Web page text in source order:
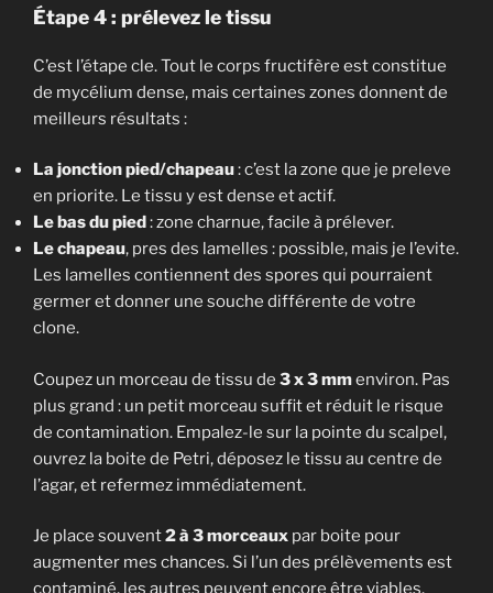
Étape 4 : prélevez le tissu
C’est l’étape cle. Tout le corps fructifère est constitue
de mycélium dense, mais certaines zones donnent de
meilleurs résultats :
La jonction pied/chapeau: c’est la zone que je preleve
en priorite. Le tissu y est dense et actif.
Le bas du pied : zone charnue, facile à prélever.
Le chapeau, pres des lamelles : possible, mais je l’evite.
Les lamelles contiennent des spores qui pourraient
germer et donner une souche différente de votre
clone.
Coupez un morceau de tissu de 3 x 3 mmenviron. Pas
plus grand : un petit morceau suffit et réduit le risque
de contamination. Empalez-le sur la pointe du scalpel,
ouvrez la boite de Petri, déposez le tissu au centre de
l’agar, et refermez immédiatement.
Je place souvent2 à 3 morceaux par boite pour
augmenter mes chances. Si l’un des prélèvements est